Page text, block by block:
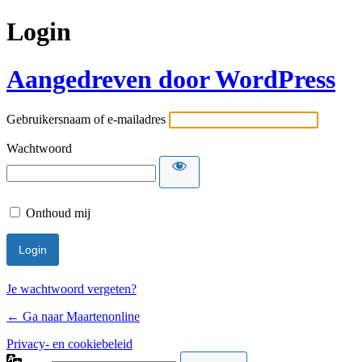
Login
Aangedreven door WordPress
Gebruikersnaam of e-mailadres
Wachtwoord
Onthoud mij
Je wachtwoord vergeten?
← Ga naar Maartenonline
Privacy- en cookiebeleid